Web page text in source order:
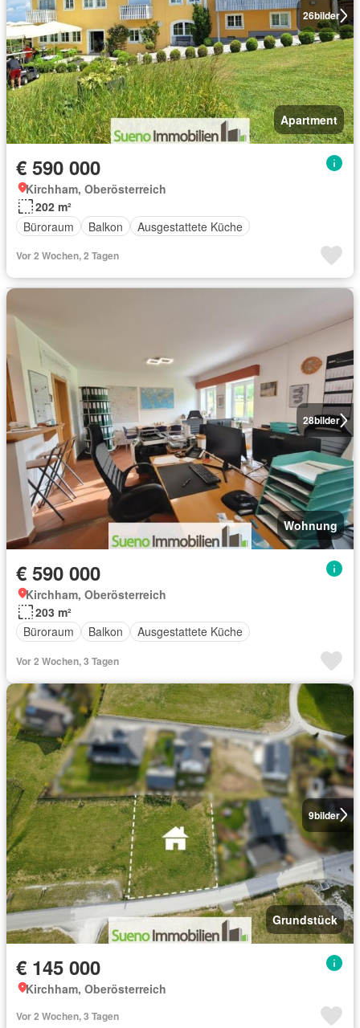
26bilder
Apartment
€ 590 000
Kirchham, Oberösterreich
202 m²
Büroraum
Balkon Ausgestattete Küche
Vor 2 Wochen, 2 Tagen
28bilder
Wohnung
€ 590 000
Kirchham, Oberösterreich
203 m²
Büroraum
Balkon Ausgestattete Küche
Vor 2 Wochen, 3 Tagen
9bilder
Grundstück
€ 145 000
Kirchham, Oberösterreich
Vor 2 Wochen, 3 Tagen